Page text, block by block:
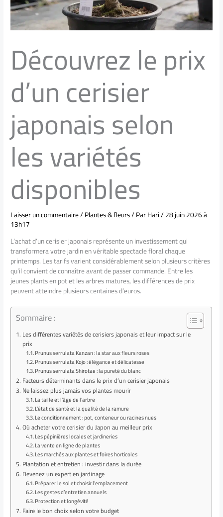
Découvrez le prix
d’un cerisier
japonais selon
les variétés
disponibles
Laisser un commentaire/Plantes & fleurs/ ParHari/28 juin 2026 à
13h17
L’achat d’un cerisier japonais représente un investissement qui
transformera votre jardin en véritable spectacle floral chaque
printemps. Les tarifs varient considérablement selon plusieurs critères
qu’il convient de connaître avant de passer commande. Entre les
jeunes plants en pot et les arbres matures, les différences de prix
peuvent atteindre plusieurs centaines d’euros.
Sommaire :
Les différentes variétés de cerisiers japonais et leur impact sur le
prix
Prunus serrulata Kanzan : la star aux fleurs roses
Prunus serrulata Kojo : élégance et délicatesse
Prunus serrulata Shirotae : la pureté du blanc
Facteurs déterminants dans le prix d’un cerisier japonais
Ne laissez plus jamais vos plantes mourir
La taille et l’âge de l’arbre
L’état de santé et la qualité de la ramure
Le conditionnement : pot, conteneur ou racines nues
Où acheter votre cerisier du Japon au meilleur prix
Les pépinières locales et jardineries
La vente en ligne de plantes
Les marchés aux plantes et foires horticoles
Plantation et entretien : investir dans la durée
Devenez un expert en jardinage
Préparer le sol et choisir l’emplacement
Les gestes d’entretien annuels
Protection et longévité
Faire le bon choix selon votre budget